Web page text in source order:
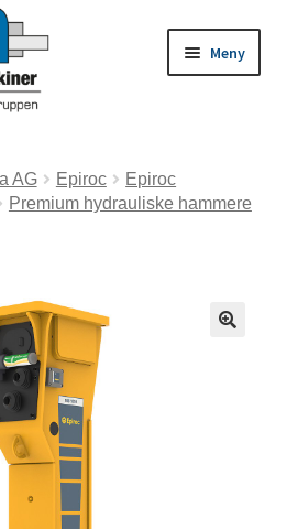
Meny
AG Epiroc
Epiroc
Premium hydrauliske hammere